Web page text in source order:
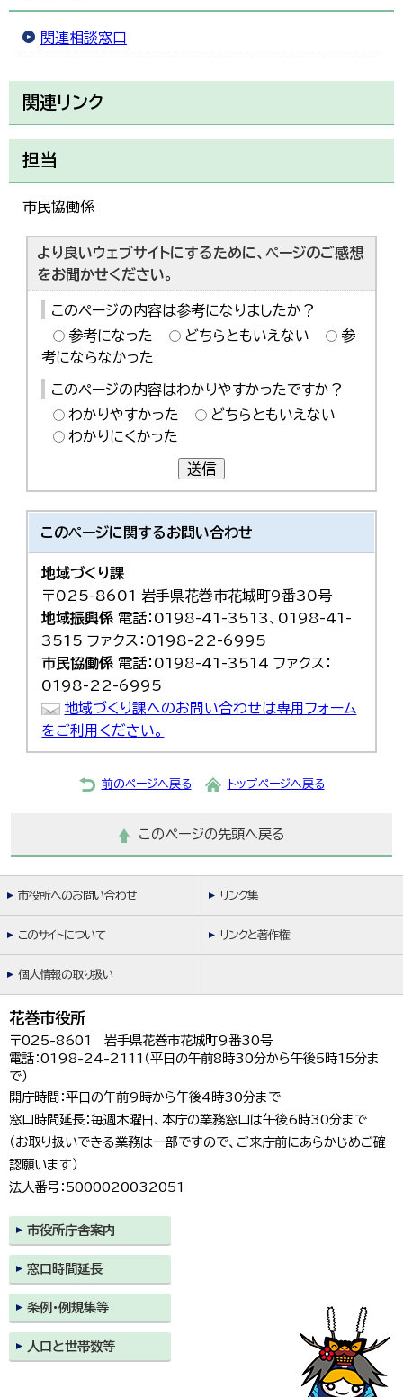
関連相談窓口
関連リンク
担当
市民協働係
より良いウェブサイトにするために、ページのご感想
をお聞かせください。
このページの内容は参考になりましたか？
参考になった
どちらともいえない
参
考にならなかった
このページの内容はわかりやすかったですか？
わかりやすかった
どちらともいえない
わかりにくかった
送信
このページに関するお問い合わせ
地域づくり課
〒025-8601 岩手県花巻市花城町9番30号
地域振興係 電話：0198-41-3513、0198-41-
3515 ファクス：0198-22-6995
市民協働係 電話：0198-41-3514 ファクス：
0198-22-6995
地域づくり課へのお問い合わせは専用フォーム
をご利用ください。
前のページへ戻る トップページへ戻る
このページの先頭へ戻る
市役所へのお問い合わせ リンク集
このサイトについて リンクと著作権
個人情報の取り扱い
花巻市役所
〒025-8601 岩手県花巻市花城町9番30号
電話：0198-24-2111（平日の午前8時30分から午後5時15分ま
で）
開庁時間：平日の午前9時から午後4時30分まで
窓口時間延長：毎週木曜日、本庁の業務窓口は午後6時30分まで
（お取り扱いできる業務は一部ですので、ご来庁前にあらかじめご確
認願います）
法人番号：5000020032051
市役所庁舎案内
窓口時間延長
条例・例規集等
人口と世帯数等